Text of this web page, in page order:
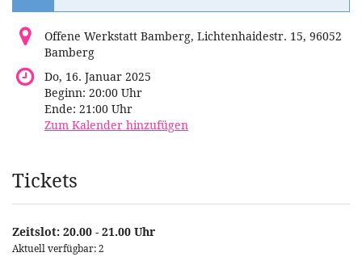
Offene Werkstatt Bamberg, Lichtenhaidestr. 15, 96052
Bamberg
Do, 16. Januar 2025
Beginn: 20:00 Uhr
Ende: 21:00 Uhr
Zum Kalender hinzufügen
Produkte
Tickets
Zeitslot: 20.00 - 21.00 Uhr
Aktuell verfügbar: 2